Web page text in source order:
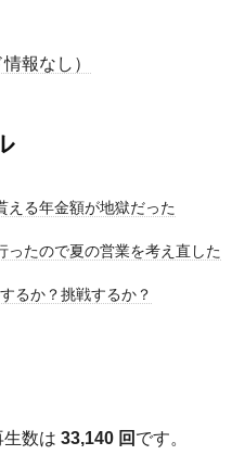
報なし）
える年金額が地獄だった
ったので夏の営業を考え直した
るか？挑戦するか？
数は 33,140 回 です。